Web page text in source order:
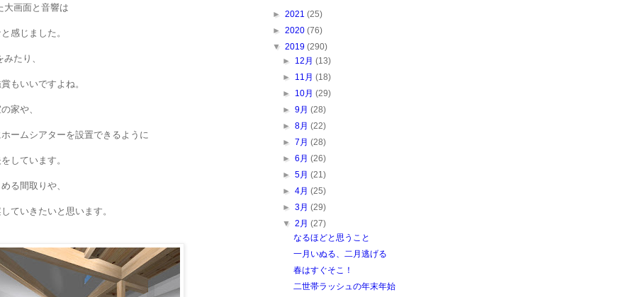
大画面と音響は
感じました。
みたり、
もいいですよね 。
家や、
ームシアターを設置できるように
しています。
る間取りや、
ていきたいと思います。
► 2021 (25)
► 2020 (76)
▼ 2019 (290)
► 12月 (13)
► 11月 (18)
► 10月 (29)
►9月 (28)
►8月 (22)
►7月 (28)
►6月 (26)
►5月 (21)
►4月 (25)
►3月 (29)
▼ 2月 (27)
なるほどと思うこと
一月いぬる、二月逃げる
春はすぐそこ！
二世帯ラッシュの年末年始